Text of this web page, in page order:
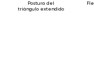
Postura del
triángulo extendido